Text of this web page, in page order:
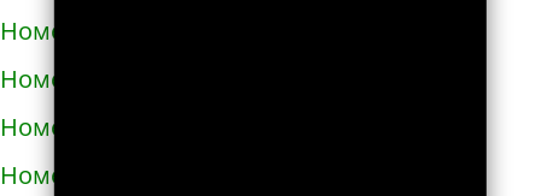
Номера телефонов такси в Тараще
Номера телефонов такси в Татарбунарах
Номера телефонов такси в Теплодаре
Номера телефонов такси в Теребовле